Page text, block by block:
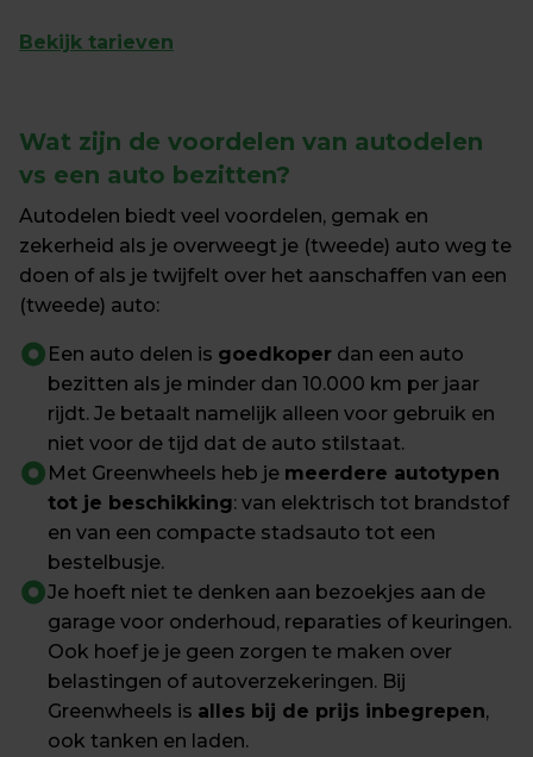
Bekijk tarieven
Wat zijn de voordelen van autodelen
vs een auto bezitten?
Autodelen biedt veel voordelen, gemak en
zekerheid als je overweegt je (tweede) auto weg te
doen of als je twijfelt over het aanschaffen van een
(tweede) auto:
Een auto delen is goedkoper dan een auto
bezitten als je minder dan 10.000 km per jaar
rijdt. Je betaalt namelijk alleen voor gebruik en
niet voor de tijd dat de auto stilstaat.
Met Greenwheels heb je meerdere autotypen
tot je beschikking: van elektrisch tot brandstof
en van een compacte stadsauto tot een
bestelbusje.
Je hoeft niet te denken aan bezoekjes aan de
garage voor onderhoud, reparaties of keuringen.
Ook hoef je je geen zorgen te maken over
belastingen of autoverzekeringen. Bij
Greenwheels is alles bij de prijs inbegrepen,
ook tanken en laden.